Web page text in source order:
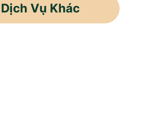
Dịch Vụ Khác